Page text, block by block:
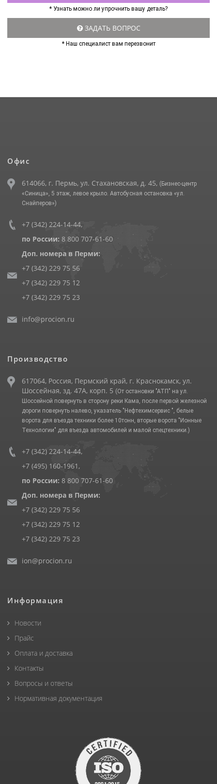
* Узнать можно ли упрочнить вашу деталь?
ЗАДАТЬ ВОПРОС
* Наш специалист вам перезвонит
Офис
614066, г. Пермь, ул. Стахановская, д. 45, (Бизнес-центр
«Синица», 5 этаж, левое крыло. Автобусная остановка «ул.
Снайперов»)
+7 (342) 224-14-44,
по России: 8 800 707-61-60
Доп. номера в Перми:
+7 (342) 229 75 56
+7 (342) 229 75 12
+7 (342) 229 75 23
info@procion.ru
Производство
617064, Россия, Пермский край, г. Краснокамск, ул.
Шоссейная, зд. 47А, корп. 5 (От остановки "АТП" на ул.
Шоссейной повернуть в сторону реки Кама, после первой железной
дороги повернуть налево, указатель "Нефтехимсервис ", белые
ворота для въезда техники более 10тонн, вторые ворота "Ионные
Технологии" для въезда автомобилей и малой спецтехники.)
+7 (342) 224-14-44,
+7 (495) 160-1961 ,
по России: 8 800 707-61-60
Доп. номера в Перми:
+7 (342) 229 75 56
+7 (342) 229 75 12
+7 (342) 229 75 23
ion@procion.ru
Информация
Новости
Прайс
Оплата и доставка
Контакты
Вопросы и ответы
Нормативная документация